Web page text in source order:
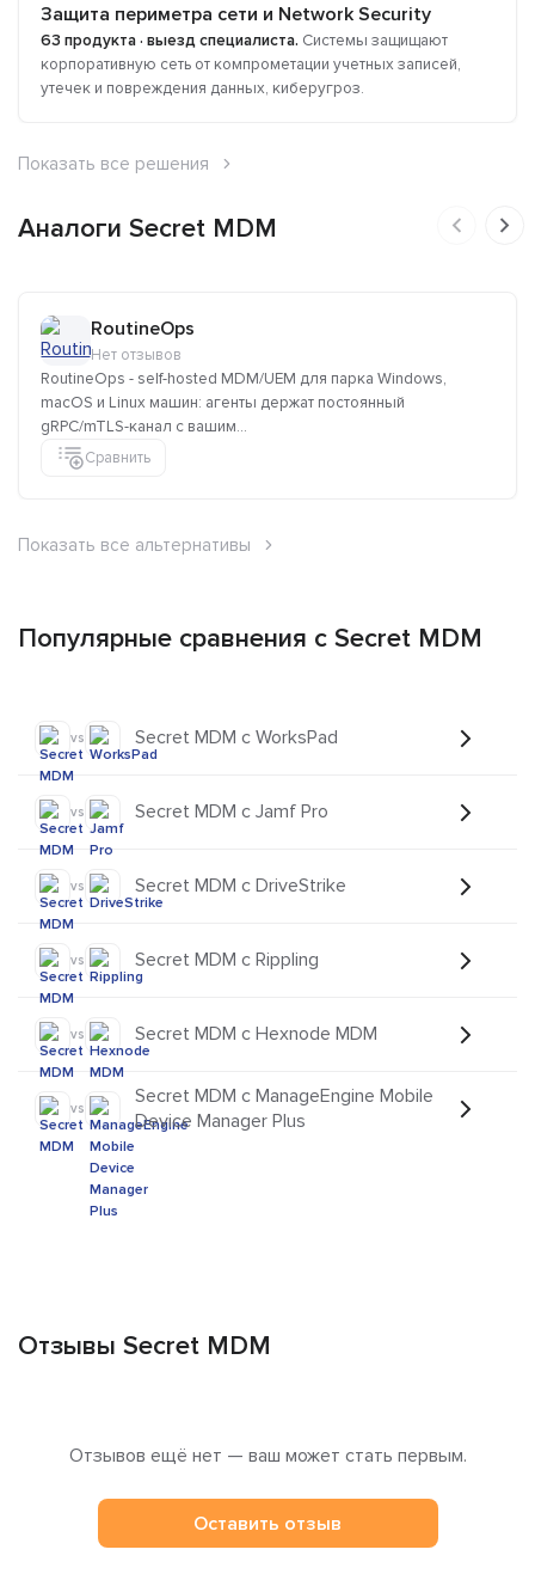
Защита периметра сети и Network Security
63 продукта · выезд специалиста. Cистемы защищают
корпоративную сеть от компрометации учетных записей,
утечек и повреждения данных, киберугроз.
Показать все решения
Аналоги Secret MDM
RoutineOps
Нет отзывов
RoutineOps - self-hosted MDM/UEM для парка Windows,
macOS и Linux машин: агенты держат постоянный
gRPC/mTLS-канал с вашим...
Сравнить
Показать все альтернативы
Популярные сравнения с Secret MDM
vs Secret MDM с WorksPad
vs Secret MDM с Jamf Pro
vs Secret MDM с DriveStrike
vs Secret MDM с Rippling
vs Secret MDM с Hexnode MDM
vs
Secret MDM с ManageEngine Mobile
Device Manager Plus
Отзывы Secret MDM
Отзывов ещё нет — ваш может стать первым.
Оставить отзыв